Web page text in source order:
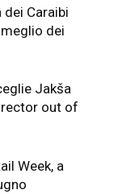
dei Caraibi
dei
Jakša
out of
Week, a